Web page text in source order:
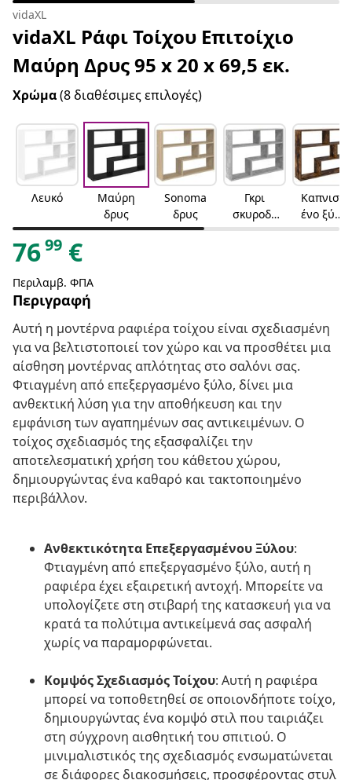
vidaXL
vidaXL Ράφι Τοίχου Επιτοίχιο
Μαύρη Δρυς 95 x 20 x 69,5 εκ.
Χρώμα(8 διαθέσιμες επιλογές)
Λευκό
Μαύρη
δρυς
Sonoma
δρυς
Γκρι
σκυροδέ
ματος
Καπνισμ
ένο ξύλο
δρυός
7699 €
Περιλαμβ. ΦΠΑ
Περιγραφή
Αυτή η μοντέρνα ραφιέρα τοίχου είναι σχεδιασμένη
για να βελτιστοποιεί τον χώρο και να προσθέτει μια
αίσθηση μοντέρνας απλότητας στο σαλόνι σας.
Φτιαγμένη από επεξεργασμένο ξύλο, δίνει μια
ανθεκτική λύση για την αποθήκευση και την
εμφάνιση των αγαπημένων σας αντικειμένων. Ο
τοίχος σχεδιασμός της εξασφαλίζει την
αποτελεσματική χρήση του κάθετου χώρου,
δημιουργώντας ένα καθαρό και τακτοποιημένο
περιβάλλον.
Ανθεκτικότητα Επεξεργασμένου Ξύλου:
Φτιαγμένη από επεξεργασμένο ξύλο, αυτή η
ραφιέρα έχει εξαιρετική αντοχή. Μπορείτε να
υπολογίζετε στη στιβαρή της κατασκευή για να
κρατά τα πολύτιμα αντικείμενά σας ασφαλή
χωρίς να παραμορφώνεται.
Κομψός Σχεδιασμός Τοίχου: Αυτή η ραφιέρα
μπορεί να τοποθετηθεί σε οποιονδήποτε τοίχο,
δημιουργώντας ένα κομψό στιλ που ταιριάζει
στη σύγχρονη αισθητική του σπιτιού. Ο
μινιμαλιστικός της σχεδιασμός ενσωματώνεται
σε διάφορες διακοσμήσεις, προσφέροντας στυλ